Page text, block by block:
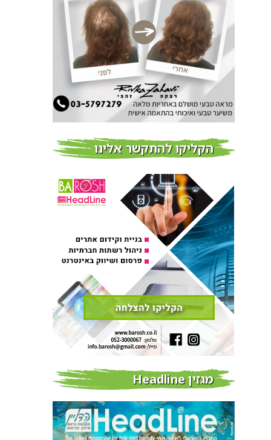
צמידי שיער – המומחים
לצמידי שיער ברמת השרון
חדשות
פרוברי PROBERRY מוצרי
שיער מבוססי גוג’י ברי
חדש על המדף
כובשת את השטח עם יום
הדרכה מוצלח נוסף
אירועים בארץ
הקליקו להתקשר אלינו
מגזין Headline